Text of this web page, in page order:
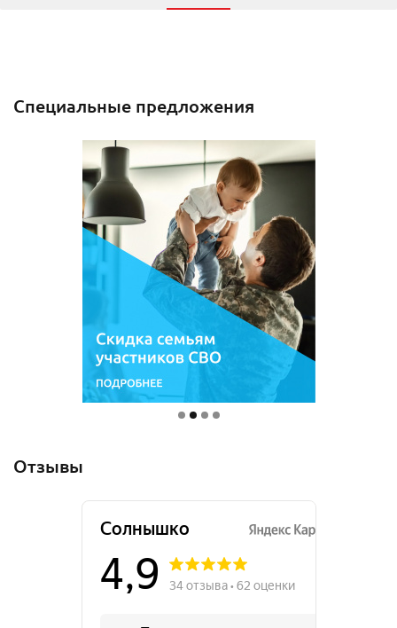
Специальные предложения
Отзывы